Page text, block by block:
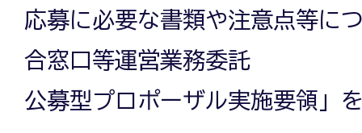
応募に必要な書類や注意点等に
合窓口等運営業務委託
公募型プロポーザル実施要領」